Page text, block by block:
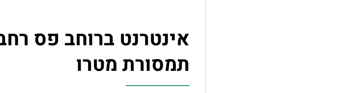
אינטרנט ברוחב פס
תמסורת מטרו